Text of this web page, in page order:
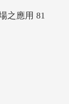
之應用 81